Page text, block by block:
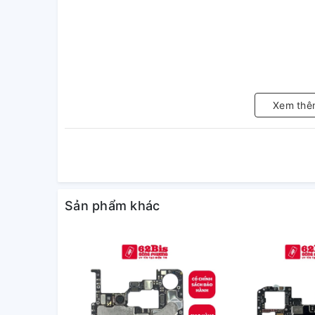
Xem
Sản phẩm khác